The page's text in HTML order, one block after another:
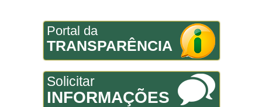
Portal da
TRANSPARÊNCIA
Solicitar
INFORMAÇÕES